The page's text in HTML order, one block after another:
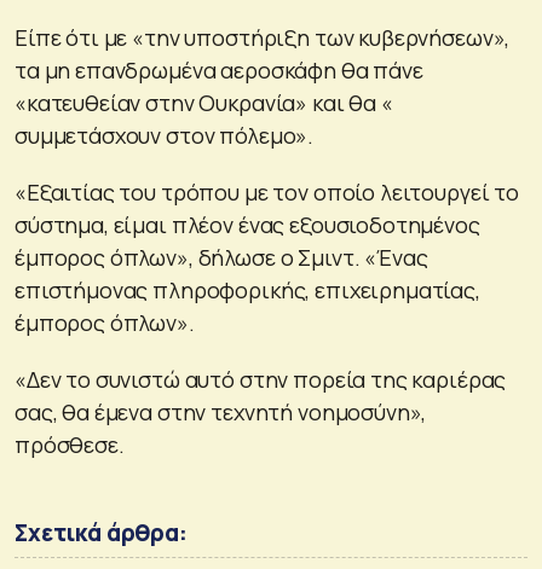
Είπε ότι με «την υποστήριξη των κυβερνήσεων»,
τα μη επανδρωμένα αεροσκάφη θα πάνε
«κατευθείαν στην Ουκρανία» και θα «
συμμετάσχουν στον πόλεμο».
«Εξαιτίας του τρόπου με τον οποίο λειτουργεί το
σύστημα, είμαι πλέον ένας εξουσιοδοτημένος
έμπορος όπλων», δήλωσε ο Σμιντ. «Ένας
επιστήμονας πληροφορικής, επιχειρηματίας,
έμπορος όπλων».
«Δεν το συνιστώ αυτό στην πορεία της καριέρας
σας, θα έμενα στην τεχνητή νοημοσύνη»,
πρόσθεσε.
Σχετικά άρθρα: